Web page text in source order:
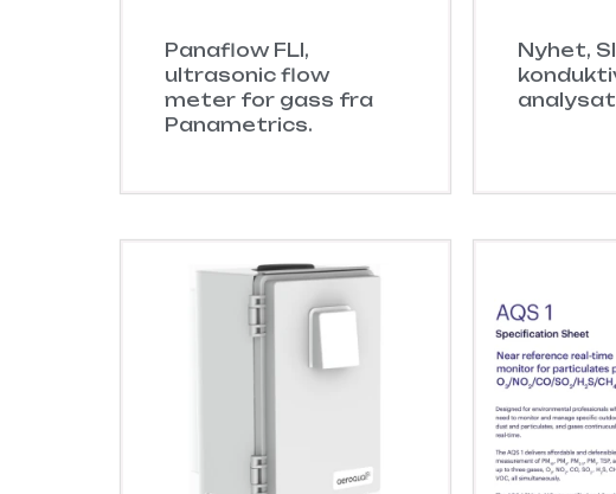
Panaflow FLI,
ultrasonic flow
meter for gass fra
Panametrics.
Nyhet,